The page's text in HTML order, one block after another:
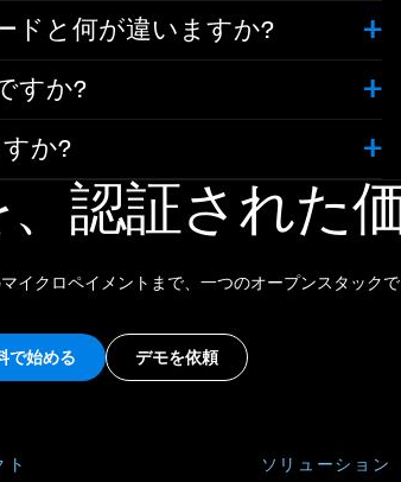
ドと何が違いますか?
すか?
か?
認証された
イクロペイメントまで、一つのオープンスタックで
で始める デモを依頼
ト ソリューション